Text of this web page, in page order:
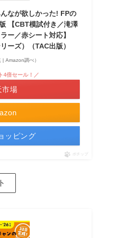
なが欲しかった! FPの
【CBT模試付き／滝澤
ー／赤シート対応】
ーズ）（TAC出版）
Amazon調べ）
4倍セール！／
市場
ッピング
ポチップ